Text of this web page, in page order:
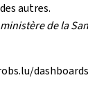
autres.
de la